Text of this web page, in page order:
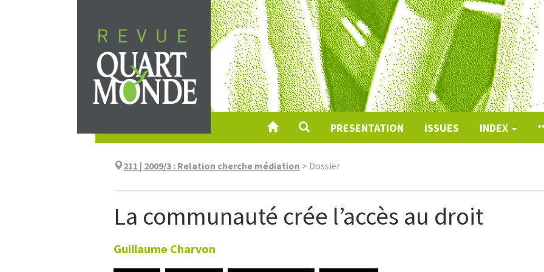
content
PRESENTATION ISSUES INDEX
211 | 2009/3 : Relation cherche médiation > Dossier
La communauté crée l’accès au droit
Guillaume Charvon